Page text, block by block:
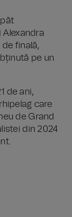
Alexandra
de finală,
pe un
de ani,
care
de Grand
din 2024